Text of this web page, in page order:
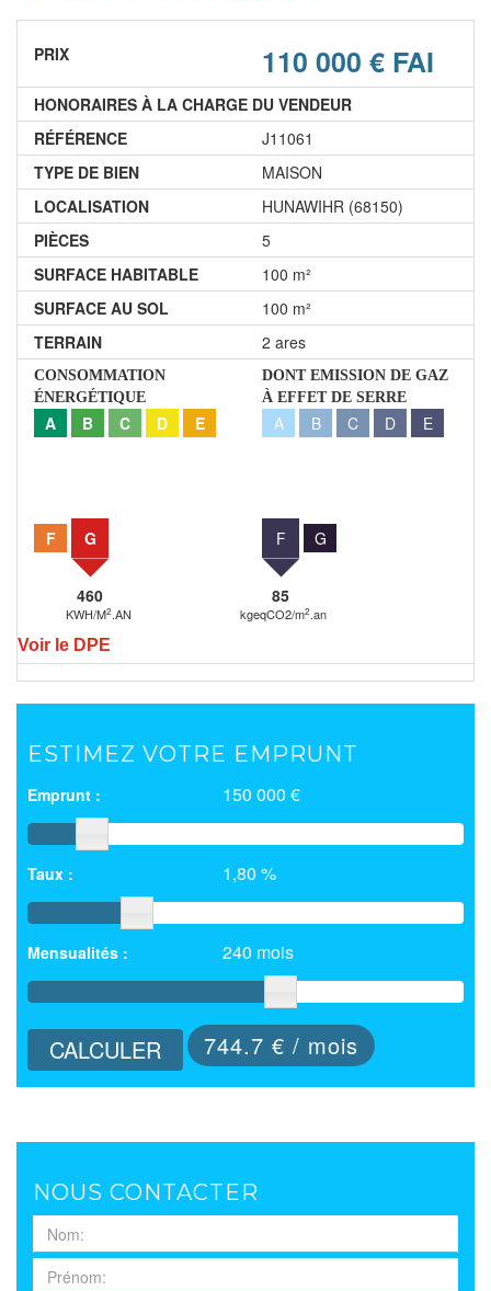
PRIX 110 000 € FAI
HONORAIRES À LA CHARGE DU VENDEUR
RÉFÉRENCE
J11061
TYPE DE BIEN
MAISON
LOCALISATION
HUNAWIHR (68150)
PIÈCES
5
SURFACE HABITABLE
100 m²
SURFACE AU SOL
100 m²
TERRAIN
2 ares
CONSOMMATION
ÉNERGÉTIQUE
A B C D E
F G
460
KWH/M2.AN
DONT EMISSION DE GAZ
À EFFET DE SERRE
A B C D E
F
85
kgeqCO2/m2.an
G
Voir le DPE
ESTIMEZ VOTRE EMPRUNT
Emprunt : 150 000 €
Taux : 1,80 %
Mensualités : 240 mois
CALCULER 744.7 € / mois
NOUS CONTACTER